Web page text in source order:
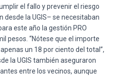
el fallo y prevenir el riesgo
la UGIS– se necesitaban
este año la gestión PRO
pesos. “Nótese que el importe
un 18 por ciento del total”,
la UGIS también aseguraron
entre los vecinos, aunque